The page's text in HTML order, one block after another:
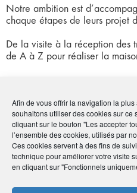
Afin de vous offrir la navigation la
souhaitons utiliser des cookies sur ce
cliquant sur le bouton "Les accepter
l’ensemble des cookies, utilisés par
Ces cookies servent à des fins de
technique pour améliorer votre visite
en cliquant sur "Fonctionnels
Notre ambition est
chaque étapes de leurs projet
De la visite à la réception des
de A à Z pour réaliser la
Coordonnées
• 14 rue de Vaucouleurs -
Nancy
•03 83 33 09 39-06
•contact@maisonsatrium.fr